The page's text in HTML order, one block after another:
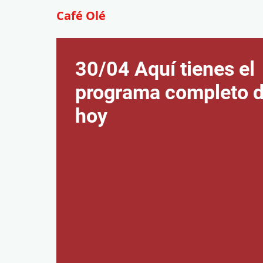
Café Olé
30/04 Aquí tienes el
programa completo
hoy